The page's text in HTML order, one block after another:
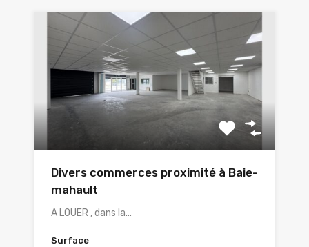
Divers commerces proximité à Baie-
mahault
A LOUER , dans la…
Surface